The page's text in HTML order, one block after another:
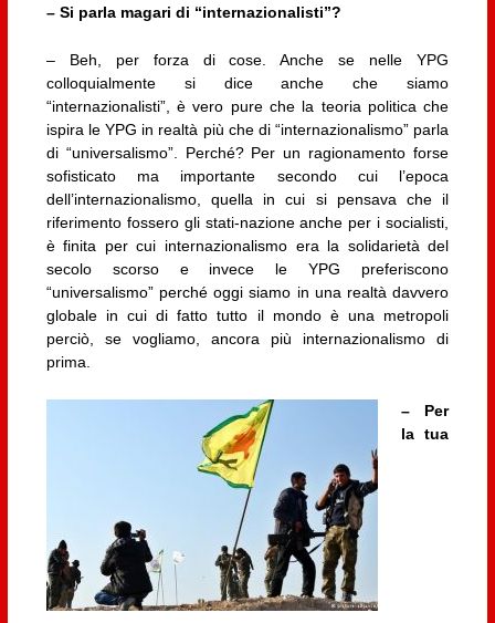
– Si parla magari di “internazionalisti”?
– Beh, per forza di cose. Anche se nelle YPG
colloquialmente si dice anche che siamo
“internazionalisti”, è vero pure che la teoria politica che
ispira le YPG in realtà più che di “internazionalismo” parla
di “universalismo”. Perché? Per un ragionamento forse
sofisticato ma importante secondo cui l’epoca
dell’internazionalismo, quella in cui si pensava che il
riferimento fossero gli stati-nazione anche per i socialisti,
è finita per cui internazionalismo era la solidarietà del
secolo scorso e invece le YPG preferiscono
“universalismo” perché oggi siamo in una realtà davvero
globale in cui di fatto tutto il mondo è una metropoli
perciò, se vogliamo, ancora più internazionalismo di
prima.
– Per
la tua